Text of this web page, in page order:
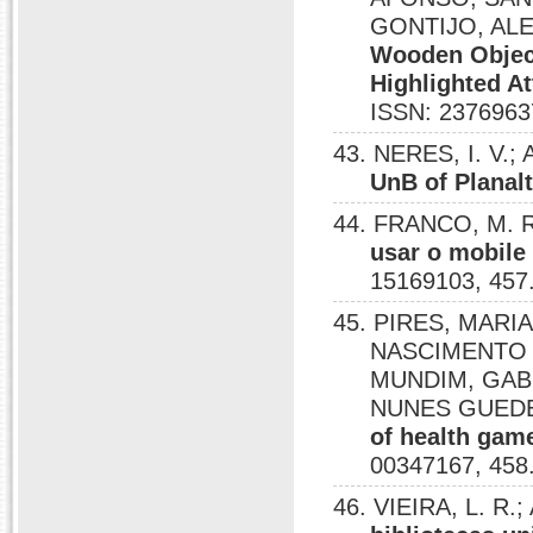
GONTIJO,
Wooden
Highlighted
ISSN:
43. NERES, I. V.;
UnB of
44. FRANCO, M.
usar o
15169103,
45. PIRES,
MUNDIM,
NUNES
of health
00347167,
46. VIEIRA, L.